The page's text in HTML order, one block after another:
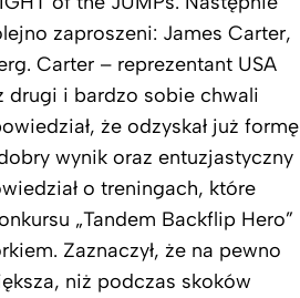
zaproszeni: James Carter,
Carter – reprezentant USA
drugi i bardzo sobie chwali
że odzyskał już formę
wynik oraz entuzjastyczny
o treningach, które
„Tandem Backflip Hero”
Zaznaczył, że na pewno
niż podczas skoków